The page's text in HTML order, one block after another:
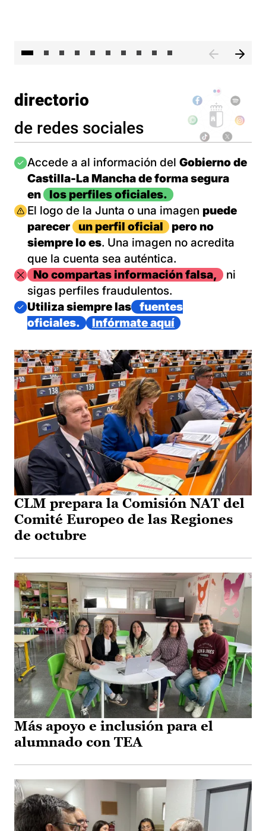
directorio
de redes sociales
Imagen
Accede a al información del Gobierno de
Castilla-La Mancha de forma segura
en
los perfiles oficiales.
Imagen
El logo de la Junta o una imagen puede
parecer
un perfil oficial
pero no
siempre lo es. Una imagen no acredita
que la cuenta sea auténtica.
ImagenNo compartas información falsa,
ni
sigas perfiles fraudulentos.
Imagen
Utiliza siempre las
fuentes
oficiales.
Infórmate aquí
CLM prepara la Comisión NAT del
Comité Europeo de las Regiones
de octubre
Más apoyo e inclusión para el
alumnado con TEA